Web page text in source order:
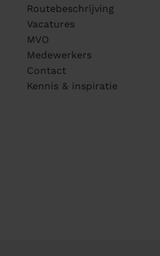
Routebeschrijving
Vacatures
MVO
Medewerkers
Contact
Kennis & inspiratie